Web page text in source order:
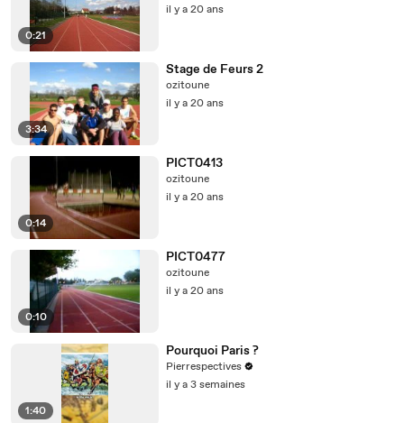
0:21
il y a 20 ans
3:34
Stage de Feurs 2
ozitoune
il y a 20 ans
0:14
PICT0413
ozitoune
il y a 20 ans
0:10
PICT0477
ozitoune
il y a 20 ans
1:40
Pourquoi Paris ?
Pierrespectives
il y a 3 semaines